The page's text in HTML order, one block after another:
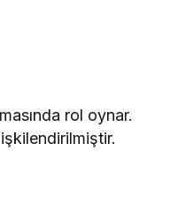
rol oynar.